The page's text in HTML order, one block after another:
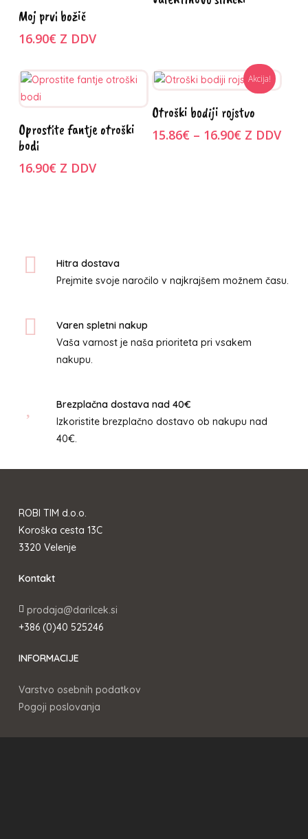
Izberite
možnosti
izdelek
ima
različic.
Možnosti
izberete
na
izdelka
Moj prvi božič
16.90€ Z DDV
Izberite
možnosti
izdelek
ima
več
strani
Oprostite fantje otroški
bodi
16.90€ Z DDV
Akcija!
Izberite
možnosti
izdelek
ima
Otroški bodiji rojstvo
15.86€ – 16.90€Cenovni
Z DDV
Hitra dostava
Prejmite svoje naročilo v najkrajšem možnem času.
Varen spletni nakup
Vaša varnost je naša prioriteta pri vsakem
nakupu.
Brezplačna dostava nad 40€
Izkoristite brezplačno dostavo ob nakupu nad
40€.
ROBI TIM d.o.o.
Koroška cesta 13C
3320 Velenje
Kontakt
prodaja@darilcek.si
+386 (0)40 525246
INFORMACIJE
Varstvo osebnih podatkov
Pogoji poslovanja